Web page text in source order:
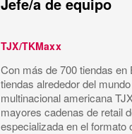
TJX/TKMaxx
Con más de 700 tiendas en
tiendas alrededor del
multinacional americana
mayores cadenas de retail
especializada en el formato